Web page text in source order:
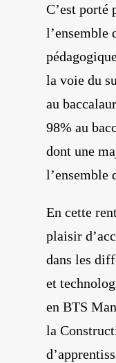
C’est porté
l’ensemble
la voie du
au
98% au
dont une
l’ensemble
En cette
plaisir
dans les
et
en BTS
la